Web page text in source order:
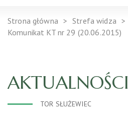
Strona główna Strefa widza
Komunikat KT nr 29 (20.06.2015)
AKTUALNOŚCI
TOR SŁUŻEWIEC